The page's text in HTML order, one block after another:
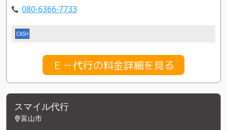
080-6366-7733
CASH
Ｅ－代行の料金詳細を見る
スマイル代行
富山市